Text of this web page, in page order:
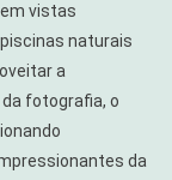
vistas
naturais
a
fotografia, o
da